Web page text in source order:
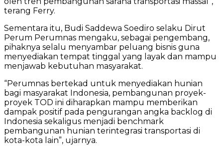
terang Ferry.
Sementara itu, Budi Saddewa Soediro selaku Dirut
Perum Perumnas mengaku, sebagai pengembang,
pihaknya selalu menyambar peluang bisnis guna
menyediakan tempat tinggal yang layak dan mampu
menjawab kebutuhan masyarakat.
“Perumnas bertekad untuk menyediakan hunian
bagi masyarakat Indonesia, pembangunan proyek-
proyek TOD ini diharapkan mampu memberikan
dampak positif pada pengurangan angka backlog di
Indonesia sekaligus menjadi benchmark
pembangunan hunian terintegrasi transportasi di
kota-kota lain”, ujarnya.